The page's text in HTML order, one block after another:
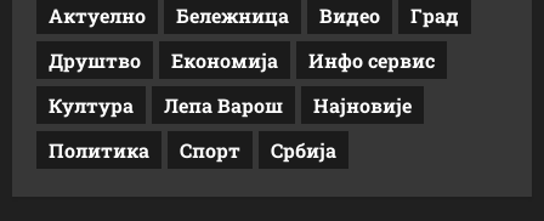
Актуелно Бележница Видео
Град
Друштво
Економија
Инфо сервис
Култура
Лепа Варош
Најновије
Политика
Спорт Србија